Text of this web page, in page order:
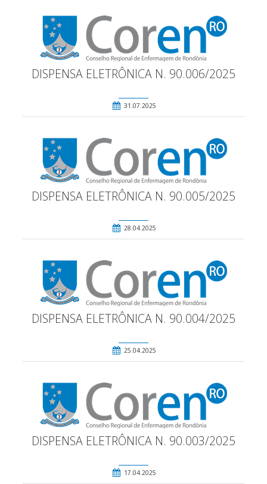
DISPENSA ELETRÔNICA N. 90.006/2025
31.07.2025
DISPENSA ELETRÔNICA N. 90.005/2025
28.04.2025
DISPENSA ELETRÔNICA N. 90.004/2025
25.04.2025
DISPENSA ELETRÔNICA N. 90.003/2025
17.04.2025